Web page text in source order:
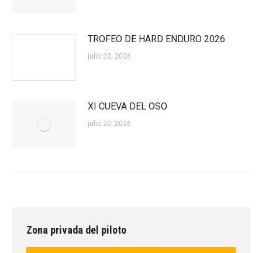
TROFEO DE HARD ENDURO 2026
julio 22, 2026
XI CUEVA DEL OSO
julio 20, 2026
Zona privada del piloto